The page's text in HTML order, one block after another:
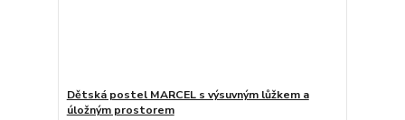
Dětská postel MARCEL s výsuvným lůžkem a
úložným prostorem